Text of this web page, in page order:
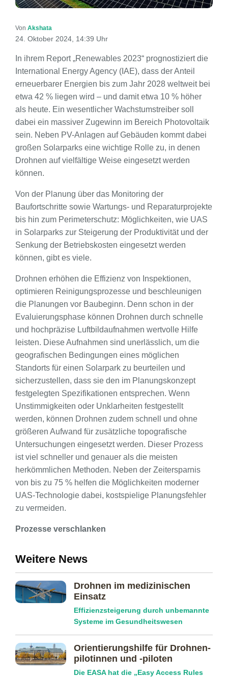
Von Akshata
24. Oktober 2024, 14:39 Uhr
In ihrem Report „Renewables 2023“ prognostiziert die
International Energy Agency (IAE), dass der Anteil
erneuerbarer Energien bis zum Jahr 2028 weltweit bei
etwa 42 % liegen wird – und damit etwa 10 % höher
als heute. Ein wesentlicher Wachstumstreiber soll
dabei ein massiver Zugewinn im Bereich Photovoltaik
sein. Neben PV-Anlagen auf Gebäuden kommt dabei
großen Solarparks eine wichtige Rolle zu, in denen
Drohnen auf vielfältige Weise eingesetzt werden
können.
Von der Planung über das Monitoring der
Baufortschritte sowie Wartungs- und Reparaturprojekte
bis hin zum Perimeterschutz: Möglichkeiten, wie UAS
in Solarparks zur Steigerung der Produktivität und der
Senkung der Betriebskosten eingesetzt werden
können, gibt es viele.
Drohnen erhöhen die Effizienz von Inspektionen,
optimieren Reinigungsprozesse und beschleunigen
die Planungen vor Baubeginn. Denn schon in der
Evaluierungsphase können Drohnen durch schnelle
und hochpräzise Luftbildaufnahmen wertvolle Hilfe
leisten. Diese Aufnahmen sind unerlässlich, um die
geografischen Bedingungen eines möglichen
Standorts für einen Solarpark zu beurteilen und
sicherzustellen, dass sie den im Planungskonzept
festgelegten Spezifikationen entsprechen. Wenn
Unstimmigkeiten oder Unklarheiten festgestellt
werden, können Drohnen zudem schnell und ohne
größeren Aufwand für zusätzliche topografische
Untersuchungen eingesetzt werden. Dieser Prozess
ist viel schneller und genauer als die meisten
herkömmlichen Methoden. Neben der Zeitersparnis
von bis zu 75 % helfen die Möglichkeiten moderner
UAS-Technologie dabei, kostspielige Planungsfehler
zu vermeiden.
Prozesse verschlanken
Weitere News
Drohnen im medizinischen
Einsatz
Effizienzsteigerung durch unbemannte
Systeme im Gesundheitswesen
Orientierungs­hilfe für Drohnen­
pilotinnen und -piloten
Die EASA hat die „Easy Access Rules